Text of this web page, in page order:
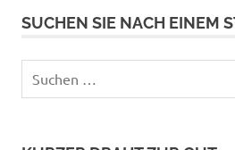
SUCHEN SIE NACH EINEM
Suchen